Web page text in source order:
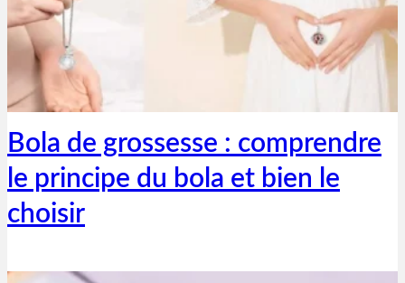
Thibaut Parent
17 janvier 2021
Bola de grossesse : comprendre
le principe du bola et bien le
choisir